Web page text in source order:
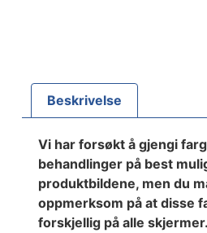
Beskrivelse
Vi har forsøkt å gjengi
behandlinger på best
produktbildene, men du
oppmerksom på at disse
forskjellig på alle